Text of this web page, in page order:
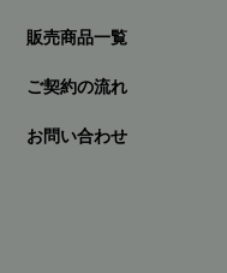
販売商品一覧
ご契約の流れ
お問い合わせ